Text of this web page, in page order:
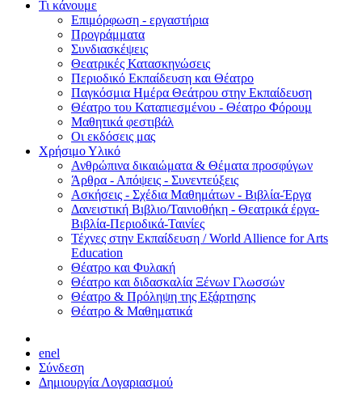
Τι κάνουμε
Επιμόρφωση - εργαστήρια
Προγράμματα
Συνδιασκέψεις
Θεατρικές Κατασκηνώσεις
Περιοδικό Εκπαίδευση και Θέατρο
Παγκόσμια Ημέρα Θεάτρου στην Εκπαίδευση
Θέατρο του Καταπιεσμένου - Θέατρο Φόρουμ
Μαθητικά φεστιβάλ
Οι εκδόσεις μας
Χρήσιμο Υλικό
Ανθρώπινα δικαιώματα & Θέματα προσφύγων
Άρθρα - Απόψεις - Συνεντεύξεις
Ασκήσεις - Σχέδια Μαθημάτων - Βιβλία-Έργα
Δανειστική Βιβλιο/Ταινιοθήκη - Θεατρικά έργα-
Βιβλία-Περιοδικά-Ταινίες
Τέχνες στην Εκπαίδευση / World Allience for Arts
Education
Θέατρο και Φυλακή
Θέατρο και διδασκαλία Ξένων Γλωσσών
Θέατρο & Πρόληψη της Εξάρτησης
Θέατρο & Μαθηματικά
enel
Σύνδεση
Δημιουργία Λογαριασμού